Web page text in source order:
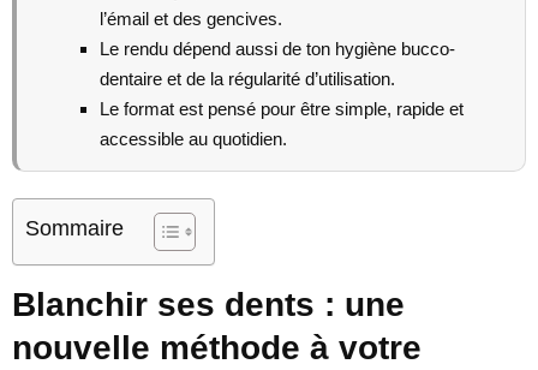
l’émail et des gencives.
Le rendu dépend aussi de ton hygiène bucco-
dentaire et de la régularité d’utilisation.
Le format est pensé pour être simple, rapide et
accessible au quotidien.
Sommaire
Blanchir ses dents : une
nouvelle méthode à votre